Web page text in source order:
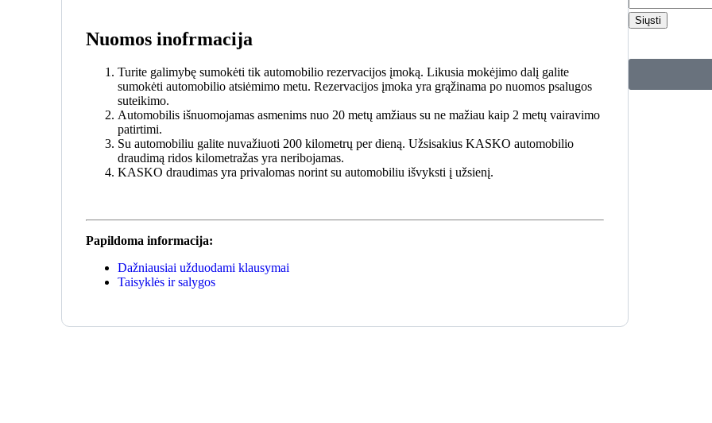
Nuomos inofrmacija
Turite galimybę sumokėti tik automobilio rezervacijos įmoką. Likusia mokėjimo dalį galite
sumokėti automobilio atsiėmimo metu. Rezervacijos įmoka yra grąžinama po nuomos psalugos
suteikimo.
Automobilis išnuomojamas asmenims nuo 20 metų amžiaus su ne mažiau kaip 2 metų vairavimo
patirtimi.
Su automobiliu galite nuvažiuoti 200 kilometrų per dieną. Užsisakius KASKO automobilio
draudimą ridos kilometražas yra neribojamas.
KASKO draudimas yra privalomas norint su automobiliu išvyksti į užsienį.
Papildoma informacija:
Dažniausiai užduodami klausymai
Taisyklės ir salygos
Siųsti